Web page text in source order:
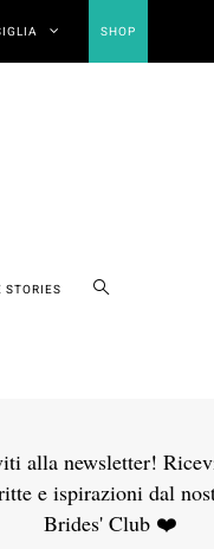
SHOP
STORIES
alla newsletter!
e ispirazioni dal
Brides' Club ❤️